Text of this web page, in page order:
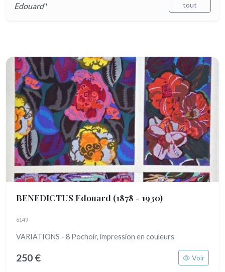
Edouard"
tout
BENEDICTUS Edouard (1878 - 1930)
6149
VARIATIONS - 8 Pochoir, impression en couleurs
250 € Voir